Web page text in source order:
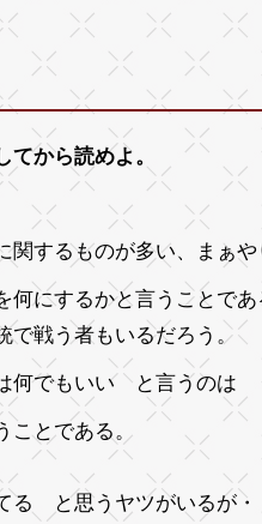
てから読めよ。
するものが多い、まぁや
にするかと言うことであ
戦う者もいるだろう。
でもいい と言うのは
ことである。
る と思うヤツがいるが・